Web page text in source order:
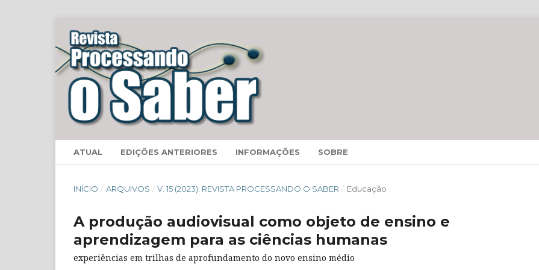
ATUAL EDIÇÕES ANTERIORES INFORMAÇÕES SOBRE
INÍCIO / ARQUIVOS / V. 15 (2023): REVISTA PROCESSANDO O SABER / Educação
A produção audiovisual como objeto de ensino e
aprendizagem para as ciências humanas
experiências em trilhas de aprofundamento do novo ensino médio